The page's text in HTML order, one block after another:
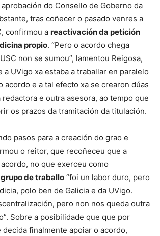
do Consello de Goberno da
tras coñecer o pasado venres a
confirmou a reactivación da petición
propio. “Pero o acordo chega
non se sumou”, lamentou Reigosa,
UVigo xa estaba a traballar en paralelo
acordo e a tal efecto xa se crearon dúas
e outra asesora, ao tempo que
os prazos da tramitación da titulación.
pasos para a creación do grao e
o reitor, que recoñeceu que a
no que exerceu como
de traballo “foi un labor duro, pero
polo ben de Galicia e da UVigo.
pero non nos queda outra
Sobre a posibilidade que que por
decida finalmente apoiar o acordo,